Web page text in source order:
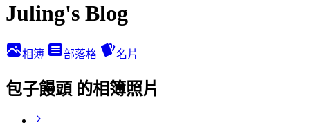
Juling's Blog
相簿 部落格 名片
包子饅頭 的相簿照片